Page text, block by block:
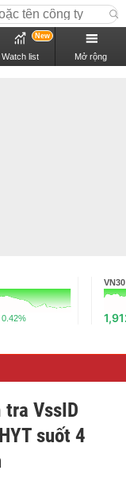
Watch list
New
Mở rộng
0.42%
VN30
VssID
suốt 4